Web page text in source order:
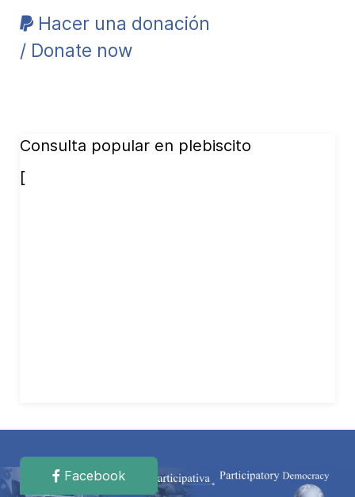
Hacer una donación
/ Donate now
Consulta popular en plebiscito
[
Facebook